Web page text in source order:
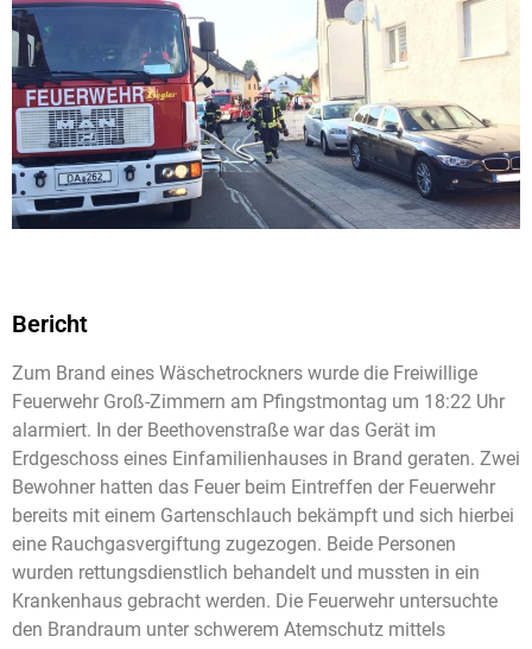
Bericht
Zum Brand eines Wäschetrockners wurde die Freiwillige
Feuerwehr Groß-Zimmern am Pfingstmontag um 18:22 Uhr
alarmiert. In der Beethovenstraße war das Gerät im
Erdgeschoss eines Einfamilienhauses in Brand geraten. Zwei
Bewohner hatten das Feuer beim Eintreffen der Feuerwehr
bereits mit einem Gartenschlauch bekämpft und sich hierbei
eine Rauchgasvergiftung zugezogen. Beide Personen
wurden rettungsdienstlich behandelt und mussten in ein
Krankenhaus gebracht werden. Die Feuerwehr untersuchte
den Brandraum unter schwerem Atemschutz mittels